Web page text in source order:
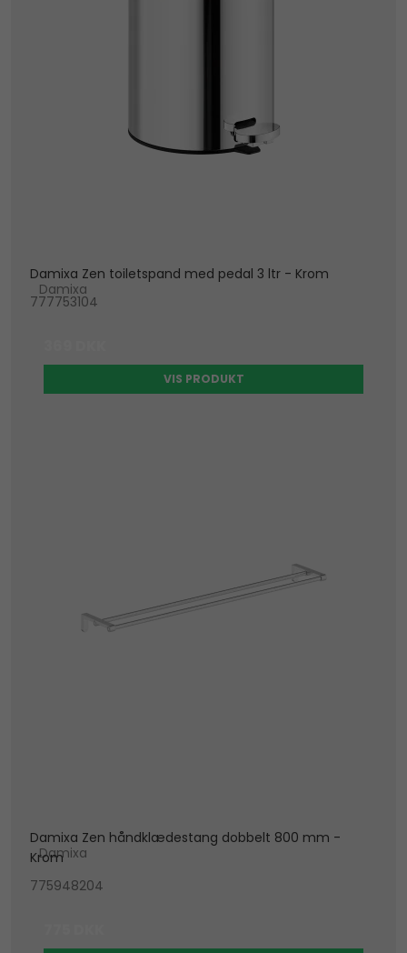
Damixa Zen toiletspand med pedal 3 ltr - Krom
Damixa
777753104
VIS PRODUKT
Damixa Zen håndklædestang dobbelt 800 mm -
Krom
Damixa
775948204